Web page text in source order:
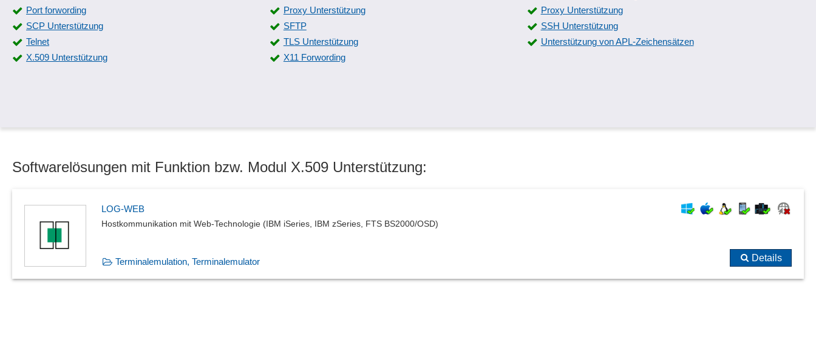
Port forwording
Proxy Unterstützung
Proxy Unterstützung
SCP Unterstützung
SFTP
SSH Unterstützung
Telnet
TLS Unterstützung
Unterstützung von APL-Zeichensätzen
X.509 Unterstützung
X11 Forwording
Softwarelösungen mit Funktion bzw. Modul X.509 Unterstützung:
LOG-WEB
Hostkommunikation mit Web-Technologie (IBM iSeries, IBM zSeries, FTS BS2000/OSD)
Terminalemulation, Terminalemulator Details